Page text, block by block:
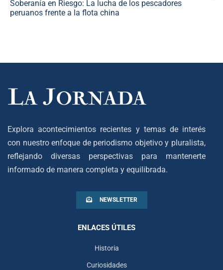
Soberanía en Riesgo: La lucha de los pescadores
peruanos frente a la flota china
Explora acontecimientos recientes y temas de interés
con nuestro enfoque de periodismo objetivo y pluralista,
reflejando diversas perspectivas para mantenerte
informado de manera completa y equilibrada.
NEWSLETTER
ENLACES ÚTILES
Historia
Curiosidades